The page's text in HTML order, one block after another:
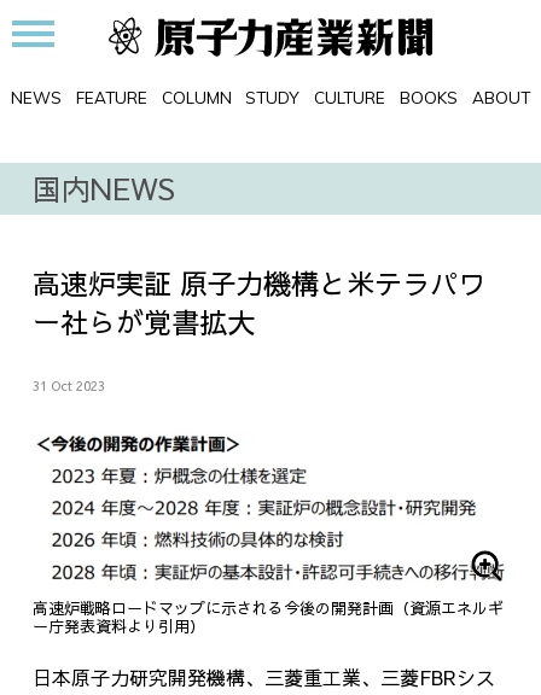
NEWS FEATURE COLUMN STUDY CULTURE BOOKS ABOUT
国内NEWS
高速炉実証 原子力機構と米テラパワ
ー社らが覚書拡大
31 Oct 2023
高速炉戦略ロードマップに示される今後の開発計画（資源エネルギ
ー庁発表資料より引用）
日本原子力研究開発機構、三菱重工業、三菱FBRシス